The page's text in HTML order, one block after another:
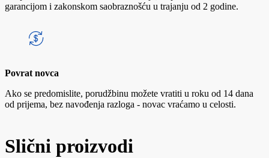
garancijom i zakonskom saobraznošću u trajanju od 2 godine.
Povrat novca
Ako se predomislite, porudžbinu možete vratiti u roku od 14 dana
od prijema, bez navođenja razloga - novac vraćamo u celosti.
Slični proizvodi